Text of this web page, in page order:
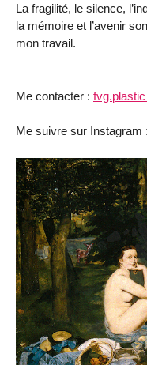
La fragilité, le silence,
la mémoire et l’avenir
mon travail.
Me contacter :
Me suivre sur Instagram